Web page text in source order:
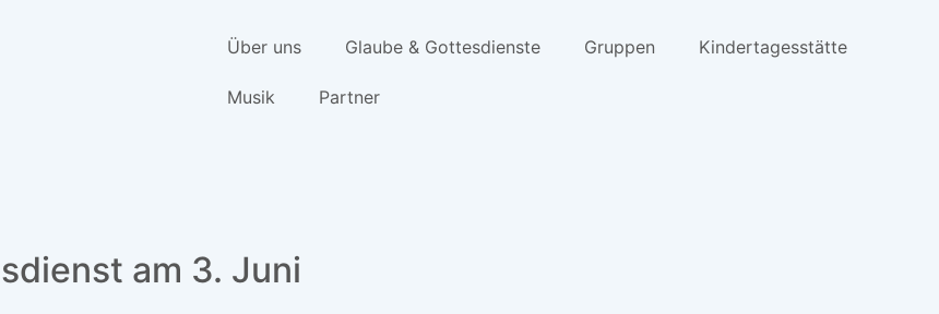
Über uns Glaube & Gottesdienste Gruppen Kindertagesstätte
Musik Partner
am 3. Juni